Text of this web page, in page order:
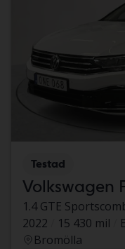
Testad
Volkswagen
1.4 GTE
2022
15 430 mil
Bromölla